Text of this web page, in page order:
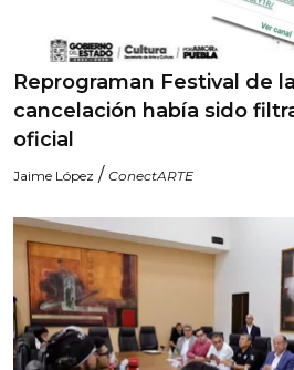
Reprograman Festival de
cancelación había sido
oficial
Jaime López / ConectARTE